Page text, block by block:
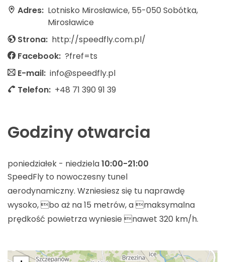
Adres: Lotnisko Mirosławice, 55-050 Sobótka,
Mirosławice
Strona: http://speedfly.com.pl/
Facebook: ?fref=ts
E-mail: info@speedfly.pl
Telefon: +48 71 390 91 39
Godziny otwarcia
poniedziałek - niedziela10:00-21:00
SpeedFly to nowoczesny tunel
aerodynamiczny. Wzniesiesz się tu naprawdę
wysoko, bo aż na 15 metrów, a maksymalna
prędkość powietrza wyniesie nawet 320 km/h.